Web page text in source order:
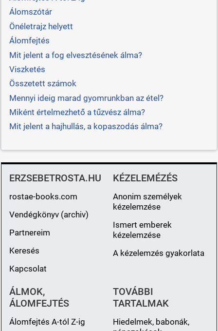
Álomszótár
Önéletrajz helyett
Álomfejtés
Mit jelent a fog elvesztésének álma?
Viszketés
Összetett számok
Mennyi ideig marad gyomrunkban az étel?
Miként értelmezhető a tűzvész álma?
Mit jelent a hajhullás, a kopaszodás álma?
ERZSEBETROSTA.HU
rostae-books.com
Vendégkönyv (archiv)
Partnereim
Keresés
Kapcsolat
KÉZELEMÉZÉS
Anonim személyek
kézelemzése
Ismert emberek
kézelemzése
A kézelemzés gyakorlata
ÁLMOK,
ÁLOMFEJTÉS
Álomfejtés A-tól Z-ig
TOVÁBBI
TARTALMAK
Hiedelmek, babonák,